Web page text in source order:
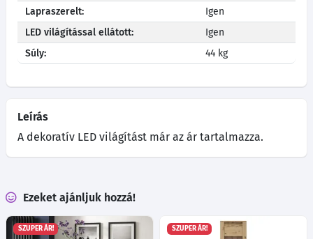
Lapraszerelt:
Igen
LED világítással ellátott:
Igen
Súly:
44 kg
Leírás
A dekoratív LED világítást már az ár tartalmazza.
Ezeket ajánljuk hozzá!
SZUPER ÁR! SZUPER ÁR!